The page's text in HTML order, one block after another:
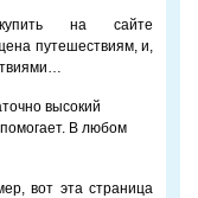
на сайте
путешествиям, и,
высокий
помогает. В любом
вот эта страница